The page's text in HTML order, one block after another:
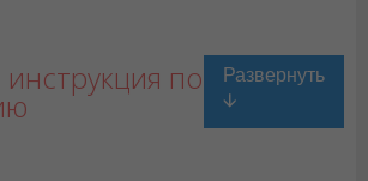
по